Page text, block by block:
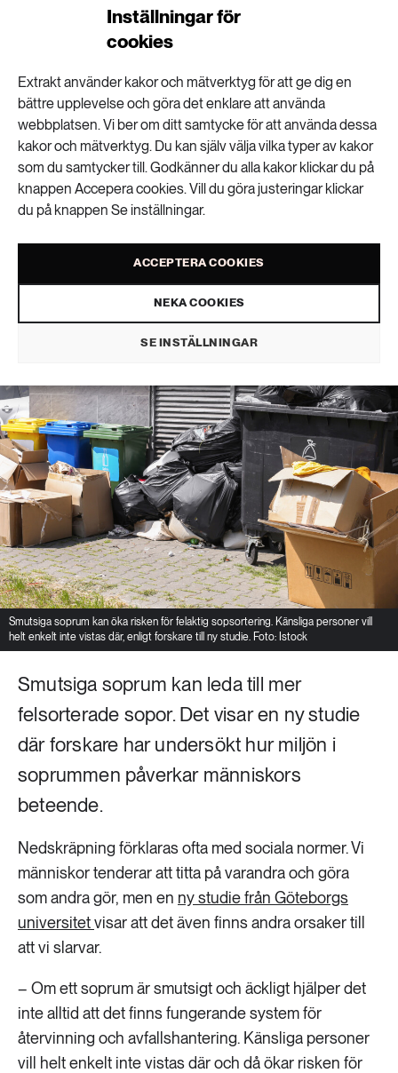
Inställningar för
cookies
Extrakt använder kakor och mätverktyg för att ge dig en
bättre upplevelse och göra det enklare att använda
webbplatsen. Vi ber om ditt samtycke för att använda dessa
kakor och mätverktyg. Du kan själv välja vilka typer av kakor
som du samtycker till. Godkänner du alla kakor klickar du på
knappen Accepera cookies. Vill du göra justeringar klickar
du på knappen Se inställningar.
ACCEPTERA COOKIES
NEKA COOKIES
SE INSTÄLLNINGAR
Äckelkänslor får oss
att slarva med
sopsorteringen
HÅLLBARA STÄDER
PUBLICERAD 3 JUNI 2026 • UPPDATERAD: 8 JUNI 2026
Smutsiga soprum kan öka risken för felaktig sopsortering. Känsliga personer vill
helt enkelt inte vistas där, enligt forskare till ny studie. Foto: Istock
Smutsiga soprum kan leda till mer
felsorterade sopor. Det visar en ny studie
där forskare har undersökt hur miljön i
soprummen påverkar människors
beteende.
Nedskräpning förklaras ofta med sociala normer. Vi
människor tenderar att titta på varandra och göra
som andra gör, men en ny studie från Göteborgs
universitetvisar att det även finns andra orsaker till
att vi slarvar.
– Om ett soprum är smutsigt och äckligt hjälper det
inte alltid att det finns fungerande system för
återvinning och avfallshantering. Känsliga personer
vill helt enkelt inte vistas där och då ökar risken för